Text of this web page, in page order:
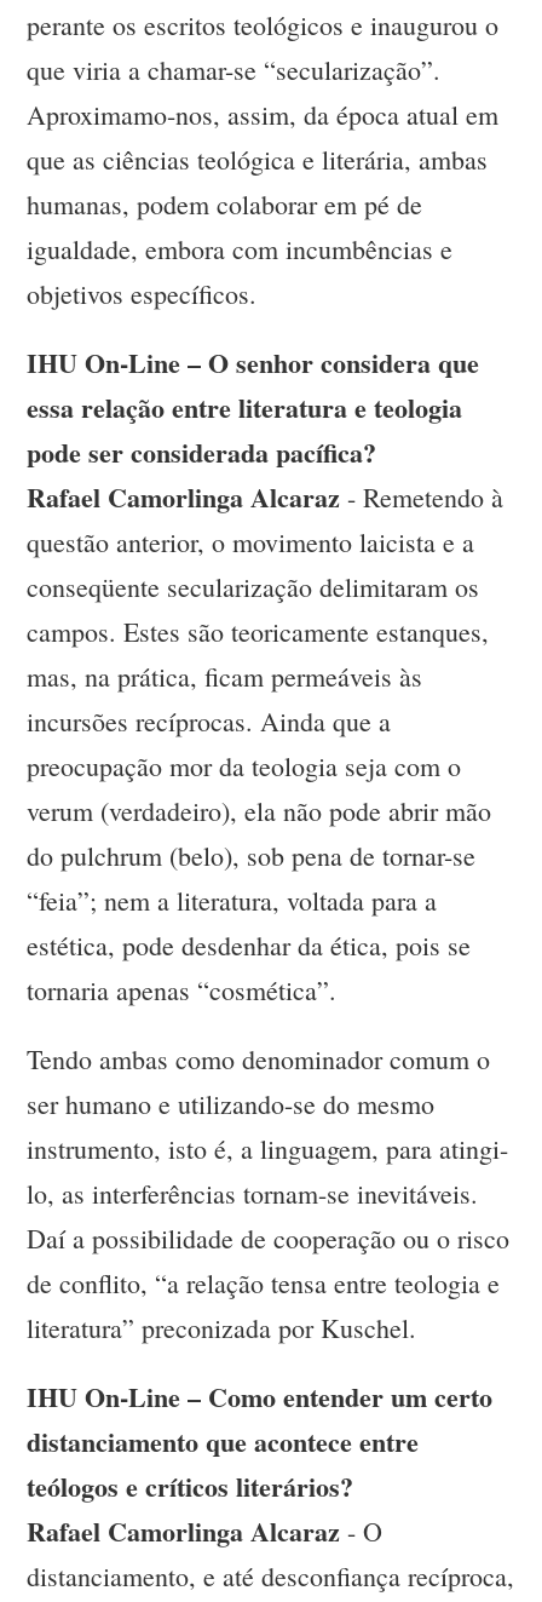
perante os escritos teológicos e inaugurou o
que viria a chamar-se “secularização”.
Aproximamo-nos, assim, da época atual em
que as ciências teológica e literária, ambas
humanas, podem colaborar em pé de
igualdade, embora com incumbências e
objetivos específicos.
IHU On-Line – O senhor considera que
essa relação entre literatura e teologia
pode ser considerada pacífica?
Rafael Camorlinga Alcaraz - Remetendo à
questão anterior, o movimento laicista e a
conseqüente secularização delimitaram os
campos. Estes são teoricamente estanques,
mas, na prática, ficam permeáveis às
incursões recíprocas. Ainda que a
preocupação mor da teologia seja com o
verum (verdadeiro), ela não pode abrir mão
do pulchrum (belo), sob pena de tornar-se
“feia”; nem a literatura, voltada para a
estética, pode desdenhar da ética, pois se
tornaria apenas “cosmética”.
Tendo ambas como denominador comum o
ser humano e utilizando-se do mesmo
instrumento, isto é, a linguagem, para atingi-
lo, as interferências tornam-se inevitáveis.
Daí a possibilidade de cooperação ou o risco
de conflito, “a relação tensa entre teologia e
literatura” preconizada por Kuschel.
IHU On-Line – Como entender um certo
distanciamento que acontece entre
teólogos e críticos literários?
Rafael Camorlinga Alcaraz - O
distanciamento, e até desconfiança recíproca,